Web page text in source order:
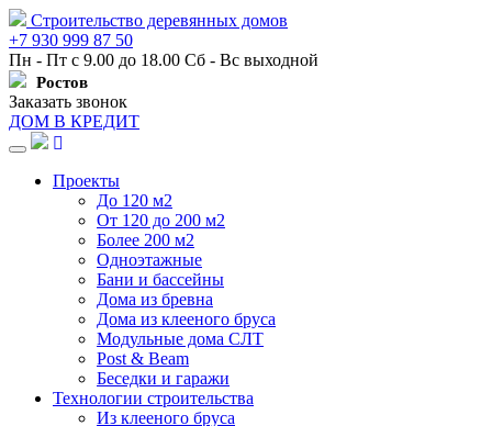
Строительство деревянных домов
+7 930 999 87 50
Пн - Пт с 9.00 до 18.00 Сб - Вс выходной
Ростов
Заказать звонок
ДОМ В КРЕДИТ
Навигация
Проекты
До 120 м2
От 120 до 200 м2
Более 200 м2
Одноэтажные
Бани и бассейны
Дома из бревна
Дома из клееного бруса
Модульные дома СЛТ
Post & Beam
Беседки и гаражи
Технологии строительства
Из клееного бруса